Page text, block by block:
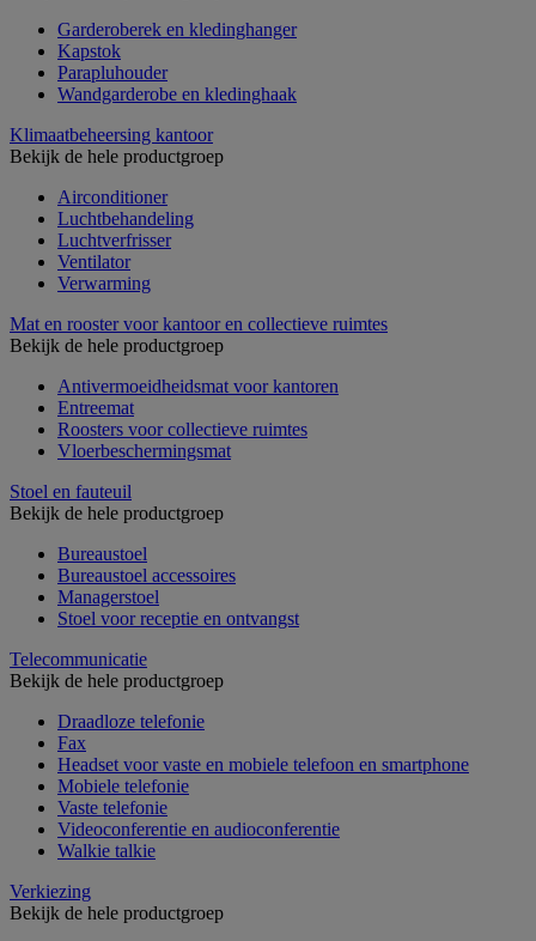
Garderoberek en kledinghanger
Kapstok
Parapluhouder
Wandgarderobe en kledinghaak
Klimaatbeheersing kantoor
Bekijk de hele productgroep
Airconditioner
Luchtbehandeling
Luchtverfrisser
Ventilator
Verwarming
Mat en rooster voor kantoor en collectieve ruimtes
Bekijk de hele productgroep
Antivermoeidheidsmat voor kantoren
Entreemat
Roosters voor collectieve ruimtes
Vloerbeschermingsmat
Stoel en fauteuil
Bekijk de hele productgroep
Bureaustoel
Bureaustoel accessoires
Managerstoel
Stoel voor receptie en ontvangst
Telecommunicatie
Bekijk de hele productgroep
Draadloze telefonie
Fax
Headset voor vaste en mobiele telefoon en smartphone
Mobiele telefonie
Vaste telefonie
Videoconferentie en audioconferentie
Walkie talkie
Verkiezing
Bekijk de hele productgroep